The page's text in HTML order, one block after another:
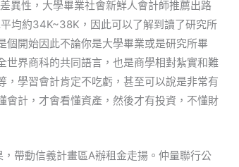
異性，大學畢業社會新鮮人會計師推薦出路
均約34K~38K，因此可以了解到讀了研究所
個開始因此不論你是大學畢業或是研究所畢
世界商科的共同語言，也是商學相對紮實和難
學習會計肯定不吃虧，甚至可以說是非常有
計，才會看懂資產，然後才有投資，不懂財
帶動信義計畫區A辦租金走揚。仲量聯行公